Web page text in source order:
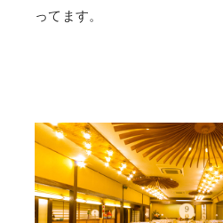
ってます。